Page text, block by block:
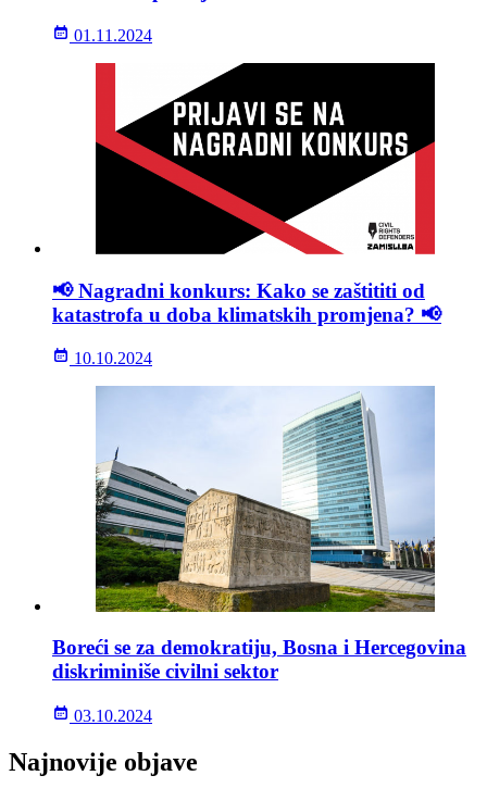
01.11.2024
📢 Nagradni konkurs: Kako se zaštititi od
katastrofa u doba klimatskih promjena? 📢
10.10.2024
Boreći se za demokratiju, Bosna i Hercegovina
diskriminiše civilni sektor
03.10.2024
Najnovije objave